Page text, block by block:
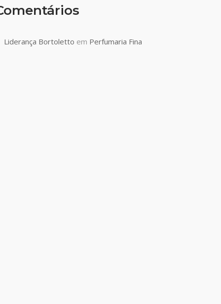
Liderança Bortoletto em Perfumaria Fina